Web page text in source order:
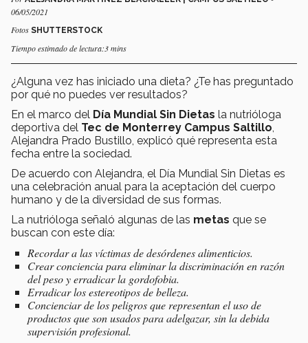
06/05/2021
Fotos SHUTTERSTOCK
Tiempo estimado de lectura:3 mins
¿Alguna vez has iniciado una dieta? ¿Te has preguntado
por qué no puedes ver resultados?
En el marco del Día Mundial Sin Dietas la nutrióloga
deportiva del Tec de Monterrey Campus Saltillo
Alejandra Prado Bustillo, explicó qué representa esta
fecha entre la sociedad.
De acuerdo con Alejandra, el Día Mundial Sin Dietas es
una celebración anual para la aceptación del cuerpo
humano y de la diversidad de sus formas.
La nutrióloga señaló algunas de las metas que se
buscan con este día:
Recordar a las víctimas de desórdenes alimenticios.
Crear conciencia para eliminar la discriminación en razón
del peso y erradicar la gordofobia.
Erradicar los estereotipos de belleza.
Concienciar de los peligros que representan el uso de
productos que son usados para adelgazar, sin la debida
supervisión profesional.